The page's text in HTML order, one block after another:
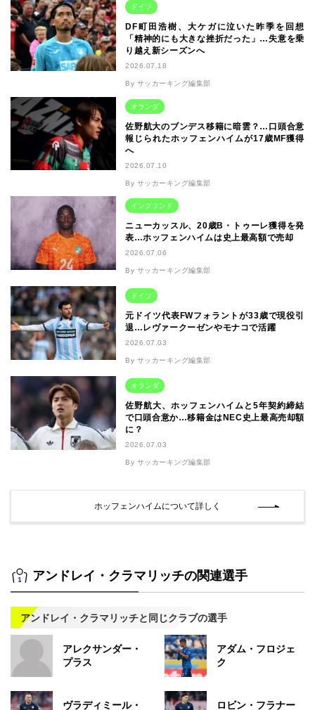
ドイツ
DF町田浩樹、大ケガに泣いた昨季を回想
「精神的にも大きな挫折だった」…失意を乗
り越え新シーズンへ
2026.07.18
By サッカーキング編集部
オランダ
佐野航大のブンデス移籍に暗雲？…口頭合意
報じられたホッフェンハイムが17歳MF獲得
へ
2026.07.10
By サッカーキング編集部
イングランド
ニューカッスル、20歳B・トゥーレ獲得を発
表…ホッフェンハイムは史上最高額で売却
2026.07.06
By サッカーキング編集部
ドイツ
元ドイツ代表FWフォラントが33歳で現役引
退…レヴァークーゼンやモナコで活躍
2026.07.03
By サッカーキング編集部
オランダ
佐野航大、ホッフェンハイムと5年契約締結
で口頭合意か…移籍金はNEC史上最高売却額
に？
2026.07.03
By サッカーキング編集部
ホッフェンハイムについて詳しく
アンドレイ・クラマリッチの関連選手
アンドレイ・クラマリッチと同じクラブの選手
アレクサンダー・
プラス
アダム・フロジェ
ク
ヴラディミール・
ロビン・フラナー